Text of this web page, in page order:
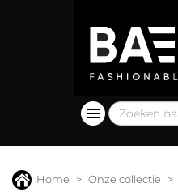
Home Onze collectie